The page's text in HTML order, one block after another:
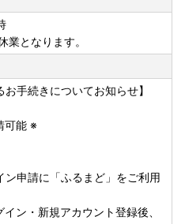
イン・新規アカウント登録
59分以降、お手続きできませ
て、①②のどちらかをご選択
さい。
理番号（本メールに記載し
号）
業となります。
手続きについてお知らせ】
可能 ※
申請に「ふるまど」をご利用
ン・新規アカウント登録後、